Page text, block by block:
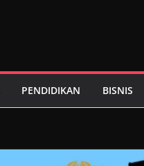
PENDIDIKAN BISNIS